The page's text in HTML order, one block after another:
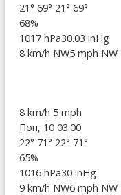
21° 69° 21° 69°
68%
1017 hPa30.03 inHg
8 km/h NW5 mph NW
8 km/h 5 mph
Пон, 10 03:00
22° 71° 22° 71°
65%
1016 hPa30 inHg
9 km/h NW6 mph NW